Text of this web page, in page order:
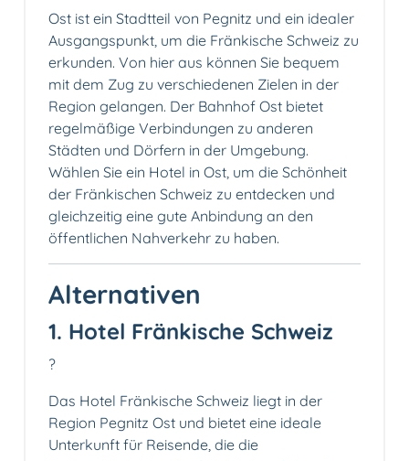
Ost ist ein Stadtteil von Pegnitz und ein idealer
Ausgangspunkt, um die Fränkische Schweiz zu
erkunden. Von hier aus können Sie bequem
mit dem Zug zu verschiedenen Zielen in der
Region gelangen. Der Bahnhof Ost bietet
regelmäßige Verbindungen zu anderen
Städten und Dörfern in der Umgebung.
Wählen Sie ein Hotel in Ost, um die Schönheit
der Fränkischen Schweiz zu entdecken und
gleichzeitig eine gute Anbindung an den
öffentlichen Nahverkehr zu haben.
Alternativen
1. Hotel Fränkische Schweiz
?
Das Hotel Fränkische Schweiz liegt in der
Region Pegnitz Ost und bietet eine ideale
Unterkunft für Reisende, die die